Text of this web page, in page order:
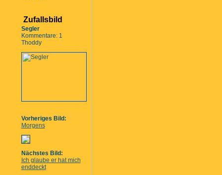
Zufallsbild
Segler
Kommentare: 1
Thoddy
Vorheriges Bild:
Morgens
Nächstes Bild:
Ich glaube er hat mich
enddeckt